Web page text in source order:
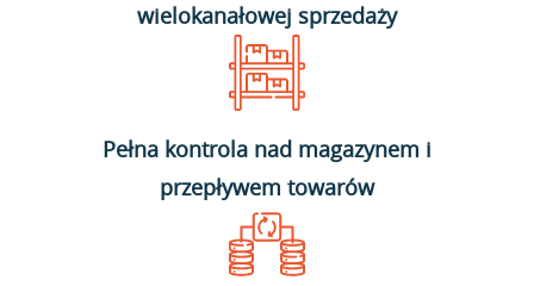
wielokanałowej sprzedaży
Pełna kontrola nad magazynem i
przepływem towarów